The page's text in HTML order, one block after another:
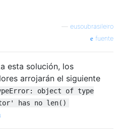
eusoubrasileiro
fuente
esta solución, los
arrojarán el siguiente
object of type
has no len()